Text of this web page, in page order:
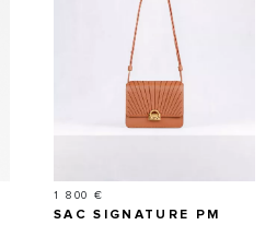
Prix
1 800 €
SAC SIGNATURE PM